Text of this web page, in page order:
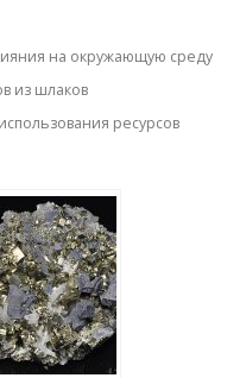
на окружающую среду
из шлаков
ресурсов